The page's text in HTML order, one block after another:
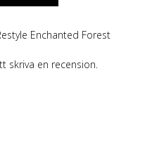
Enchanted Forest
skriva en recension.